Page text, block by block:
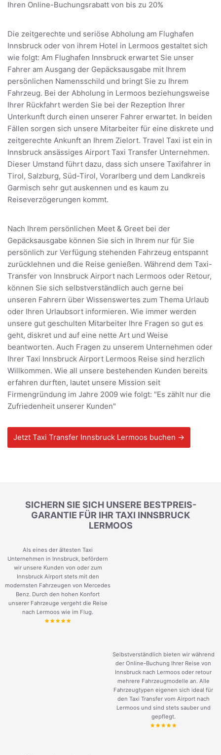
Ihren Online-Buchungsrabatt von bis zu 20%
Die zeitgerechte und seriöse Abholung am Flughafen
Innsbruck oder von ihrem Hotel in Lermoos gestaltet sich
wie folgt: Am Flughafen Innsbruck erwartet Sie unser
Fahrer am Ausgang der Gepäcksausgabe mit Ihrem
persönlichen Namensschild und bringt Sie zu Ihrem
Fahrzeug. Bei der Abholung in Lermoos beziehungsweise
Ihrer Rückfahrt werden Sie bei der Rezeption Ihrer
Unterkunft durch einen unserer Fahrer erwartet. In beiden
Fällen sorgen sich unsere Mitarbeiter für eine diskrete und
zeitgerechte Ankunft an Ihrem Zielort. Travel Taxi ist ein in
Innsbruck ansässiges Airport Taxi Transfer Unternehmen.
Dieser Umstand führt dazu, dass sich unsere Taxifahrer in
Tirol, Salzburg, Süd-Tirol, Vorarlberg und dem Landkreis
Garmisch sehr gut auskennen und es kaum zu
Reiseverzögerungen kommt.
Nach Ihrem persönlichen Meet & Greet bei der
Gepäcksausgabe können Sie sich in Ihrem nur für Sie
persönlich zur Verfügung stehenden Fahrzeug entspannt
zurücklehnen und die Reise genießen. Während dem Taxi-
Transfer von Innsbruck Airport nach Lermoos oder Retour,
können Sie sich selbstverständlich auch gerne bei
unseren Fahrern über Wissenswertes zum Thema Urlaub
oder Ihren Urlaubsort informieren. Wie immer werden
unsere gut geschulten Mitarbeiter Ihre Fragen so gut es
geht, diskret und auf eine nette Art und Weise
beantworten. Auch Fragen zu unserem Unternehmen oder
Ihrer Taxi Innsbruck Airport Lermoos Reise sind herzlich
Willkommen. Wie all unsere bestehenden Kunden bereits
erfahren durften, lautet unsere Mission seit
Firmengründung im Jahre 2009 wie folgt: "Es zählt nur die
Zufriedenheit unserer Kunden"
Jetzt Taxi Transfer Innsbruck Lermoos buchen →
SICHERN SIE SICH UNSERE BESTPREIS-
GARANTIE FÜR IHR TAXI INNSBRUCK
LERMOOS
Als eines der ältesten Taxi
Unternehmen in Innsbruck, befördern
wir unsere Kunden von oder zum
Innsbruck Airport stets mit den
modernsten Fahrzeugen von Mercedes
Benz. Durch den hohen Konfort
unserer Fahrzeuge vergeht die Reise
nach Lermoos wie im Flug.
Selbstverständlich bieten wir während
der Online-Buchung Ihrer Reise von
Innsbruck nach Lermoos oder retour
mehrere Fahrzeugmodelle an. Alle
Fahrzeugtypen eigenen sich ideal für
den Taxi Transfer vom Airport nach
Lermoos und sind stets sauber und
gepflegt.